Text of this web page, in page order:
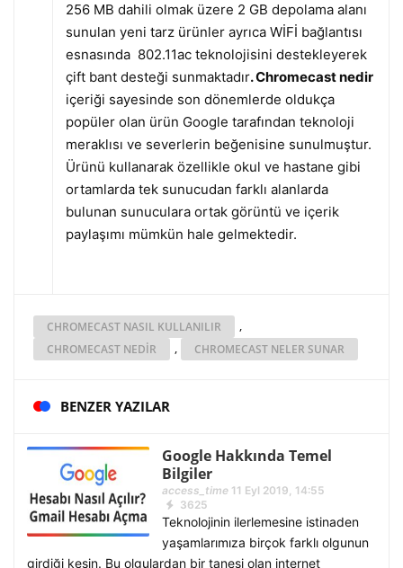
256 MB dahili olmak üzere 2 GB depolama alanı
sunulan yeni tarz ürünler ayrıca WİFİ bağlantısı
esnasında 802.11ac teknolojisini destekleyerek
çift bant desteği sunmaktadır. Chromecast nedir
içeriği sayesinde son dönemlerde oldukça
popüler olan ürün Google tarafından teknoloji
meraklısı ve severlerin beğenisine sunulmuştur.
Ürünü kullanarak özellikle okul ve hastane gibi
ortamlarda tek sunucudan farklı alanlarda
bulunan sunuculara ortak görüntü ve içerik
paylaşımı mümkün hale gelmektedir.
CHROMECAST NASIL KULLANILIR ,
CHROMECAST NEDIR , CHROMECAST NELER SUNAR
BENZER YAZILAR
Google Hakkında Temel
Bilgiler
access_time11 Eyl 2019, 14:55
3625
Teknolojinin ilerlemesine istinaden
yaşamlarımıza birçok farklı olgunun
girdiği kesin. Bu olgulardan bir tanesi olan internet